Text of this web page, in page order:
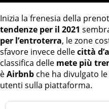
Inizia la frenesia della
tendenze per il 2021
per l’entroterra, le zone
sfavore invece dellecittà
classifica delle mete più
èAirbnb che ha divulgato
utenti sulla piattaforma.